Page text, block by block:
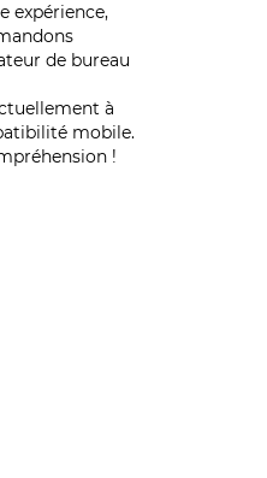
expérience,
de bureau
à
mobile.
!